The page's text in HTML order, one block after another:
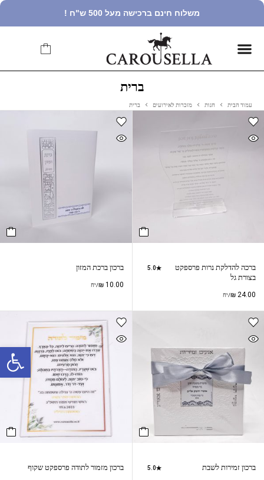
פתח סרגל נגישות
משלוח חינם ברכישה מעל 500 ש"ח !
עמוד הבית חנות מזכרות לאירועים ברית
ברית
ברכה להדלקת נרות פרספקט
בצורת גל
5.0
₪ 24.00 /יח
ברכון ברכת המזון
₪10.00 /יח
ברכון זמירות לשבת 5.0 ברכון מזמור לתודה פרספקט שקוף